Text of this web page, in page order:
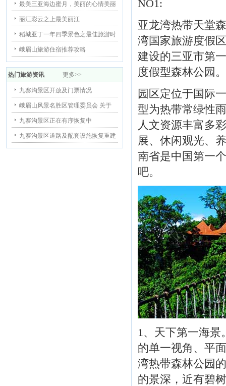
最美三亚海边蜜月，美丽的心情美丽
丽江彩云之上最美丽江
稻城亚丁一年四季景色之最佳旅游时
峨眉山旅游住宿推荐攻略
热门旅游资讯 更多>>
九寨沟景区开放及门票情况
峨眉山风景名胜区管理委员会 关于
九寨沟景区正在有序恢复中
九寨沟景区道路及配套设施恢复重建
NO1:
亚龙湾热带天堂
湾国家旅游度假
建设的三亚市第
度假型森林公园。
园区定位于国际
型为热带常绿性
人文资源丰富多
展、休闲观光、
南省是中国第一
吧。
1、天下第一海景
的单一视角、平
湾热带森林公园
的景深，近有碧